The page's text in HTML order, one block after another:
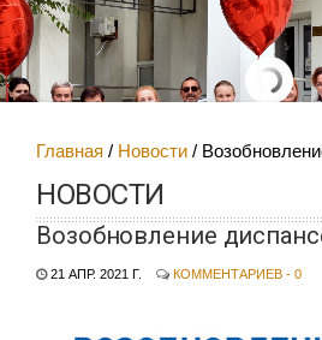
Главная Новости
НОВОСТИ
Возобновление
21 АПР. 2021 Г. КОММЕНТАРИЕВ - 0